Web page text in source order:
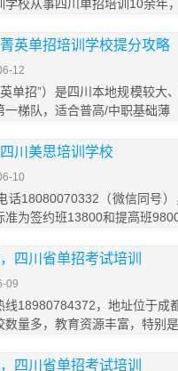
校从事四川单招培训10余年，
英单招培训学校提分攻略
12
单招”）是四川本地规模较大
梯队，适合普高/中职基础薄
川美思培训学校
10
话18080070332（微信同号
为签约班13800和提高班
四川省单招考试培训
09
18980784372，地址位于成
量多，教育资源丰富，特别
四川省单招考试培训